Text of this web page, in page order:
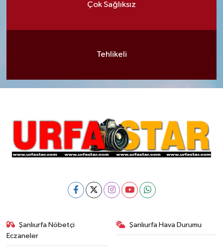
Çok Sağlıksız
Tehlikeli
Şanlıurfa Nöbetçi
Eczaneler
Şanlıurfa Hava Durumu